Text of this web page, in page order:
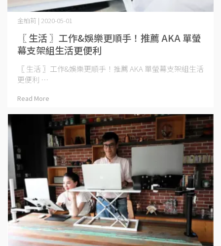
〖 生活 〗工作&娛樂更順手！推薦 AKA 單螢
幕支架組生活更便利
金柏莉 | 2020-05-01
〖 生活 〗工作&娛樂更順手！推薦 AKA 單螢幕支架組生活
更便利 ⋯
Read More